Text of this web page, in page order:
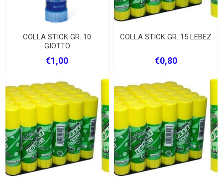
COLLA STICK GR. 10
GIOTTO
€1,00
COLLA STICK GR. 15 LEBEZ
€0,80